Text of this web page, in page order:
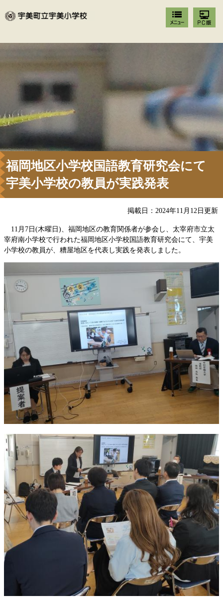
福岡地区小学校国語教育研究会にて
宇美小学校の教員が実践発表
掲載日：2024年11月12日更新
11月7日(木曜日)、福岡地区の教育関係者が参会し、太宰府市立太
宰府南小学校で行われた福岡地区小学校国語教育研究会にて、宇美
小学校の教員が、糟屋地区を代表し実践を発表しました。